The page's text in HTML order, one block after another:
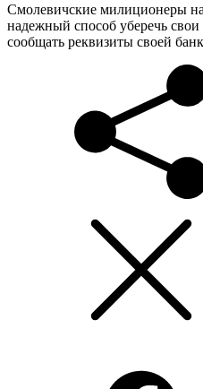
Смолевичские милиционеры
надежный способ уберечь
сообщать реквизиты своей